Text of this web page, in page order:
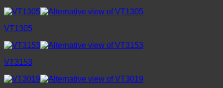
VT1305
VT3153